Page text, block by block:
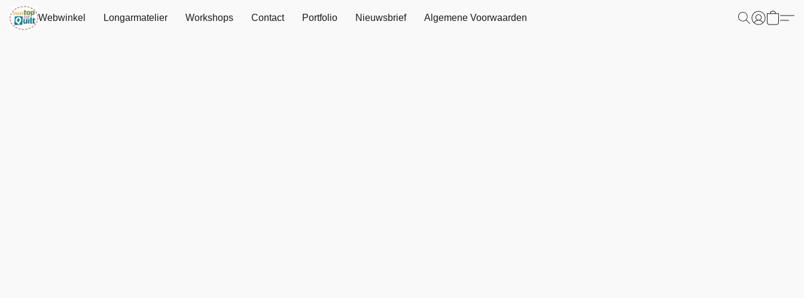
Webwinkel Longarmatelier Workshops Contact Portfolio Nieuwsbrief Algemene Voorwaarden